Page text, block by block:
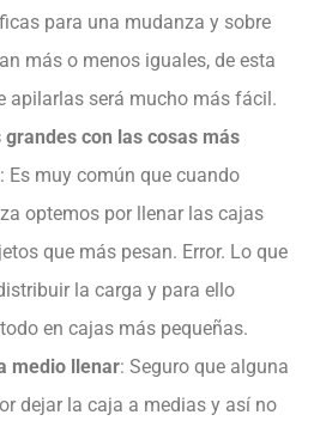
para una mudanza y sobre
más o menos iguales, de esta
apilarlas será mucho más fácil.
grandes con las cosas más
: Es muy común que cuando
optemos por llenar las cajas
que más pesan. Error. Lo que
la carga y para ello
en cajas más pequeñas.
medio llenar: Seguro que alguna
dejar la caja a medias y así no